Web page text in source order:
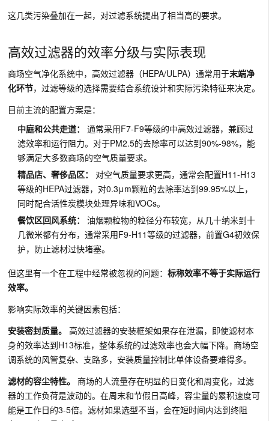
这几类污染叠加在一起，对过滤系统提出了相当高的要求。
高效过滤器的效率分级与实际表现
商场空气净化系统中，高效过滤器（HEPA/ULPA）通常用于末端净
化环节，过滤等级的选择需要结合系统设计和实际污染特征来决定。
目前主流的配置方案是：
中庭和公共走道：
通常采用F7-F9等级的中高效过滤器，兼顾过
滤效率和运行阻力。对于PM2.5的去除率可以达到90%-98%，能
够满足大多数商场的空气质量要求。
精品店、奢侈品区：
对空气质量要求更高，通常会配置H11-H13
等级的HEPA过滤器，对0.3μm颗粒的去除率达到99.95%以上，
同时配合活性炭模块处理异味和VOCs。
餐饮区回风系统：
油烟颗粒物的粒径分布较宽，从几十纳米到十
几微米都有分布，通常采用F9-H11等级的过滤器，前置G4初效保
护，防止滤材过快堵塞。
但这里有一个在工程中经常被忽视的问题： 标称效率不等于实际运行
效率。
影响实际效率的关键因素包括：
安装密封质量。 高效过滤器的安装框架如果存在泄漏，即使滤材本
身的效率达到H13标准，整体系统的过滤效率也会大幅下降。商场空
调系统的风管复杂、支路多，安装质量控制比单体设备要难得多。
滤材的容尘特性。 商场的人流量存在明显的日变化和周变化，过滤
器的工作负荷是波动的。在周末和节假日高峰，容尘量的累积速度可
能是工作日的3-5倍。滤材如果选型不当，会在短时间内达到终阻